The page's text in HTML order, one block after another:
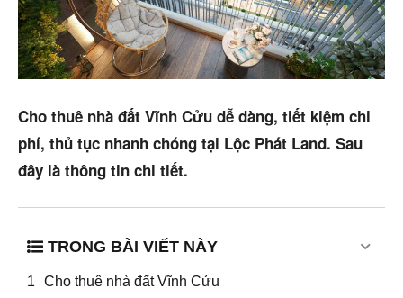
Trang chủ
Dự án
Cho thuê
Thị trường
Cho thuê nhà đất Vĩnh Cửu dễ dàng, tiết kiệm chi
phí, thủ tục nhanh chóng tại Lộc Phát Land. Sau
đây là thông tin chi tiết.
TRONG BÀI VIẾT NÀY
Cho thuê nhà đất Vĩnh Cửu